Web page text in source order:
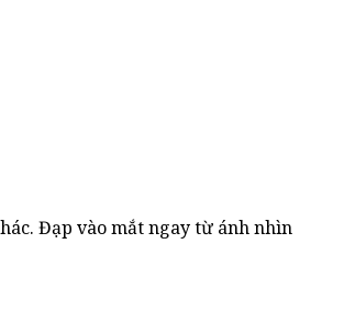
Đạp vào mắt ngay từ ánh nhìn